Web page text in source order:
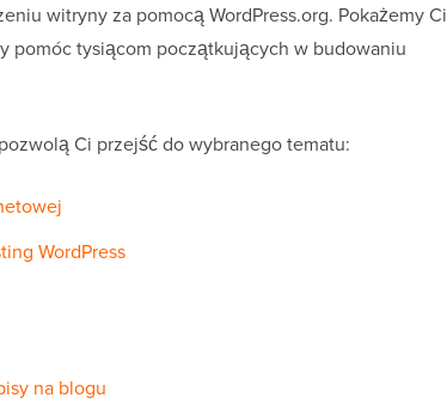
witryny za pomocą WordPress.org. Pokażemy Ci
pomóc tysiącom początkujących w budowaniu
Ci przejść do wybranego tematu:
WordPress
na blogu